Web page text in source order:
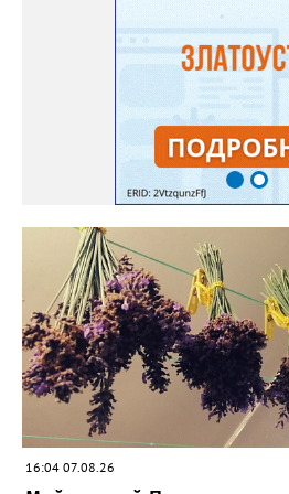
нужно было делать самостоятельно.
этого прикладывают к «женскому» -
Екатерина Громова, специально для
Обсуждение новости здесь
ВКОНТАКТЕ https://vk.com/
16:04 07.08.26